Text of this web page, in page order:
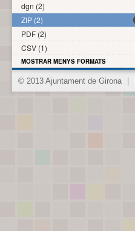
dgn (2)
ZIP (2)
PDF (2)
CSV (1)
MOSTRAR MENYS FORMATS
© 2013 Ajuntament de Girona